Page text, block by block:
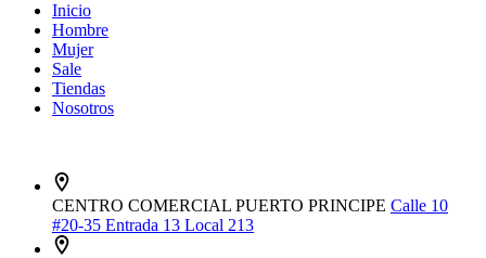
Inicio
Hombre
Mujer
Sale
Tiendas
Nosotros
CENTRO COMERCIAL PUERTO PRINCIPE Calle 10
#20-35 Entrada 13 Local 213